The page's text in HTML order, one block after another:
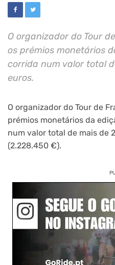
O organizador do Tour
os prémios monetários
corrida num valor total
euros.
O organizador do Tour de
prémios monetários da
num valor total de mais de
(2.228.450 €).